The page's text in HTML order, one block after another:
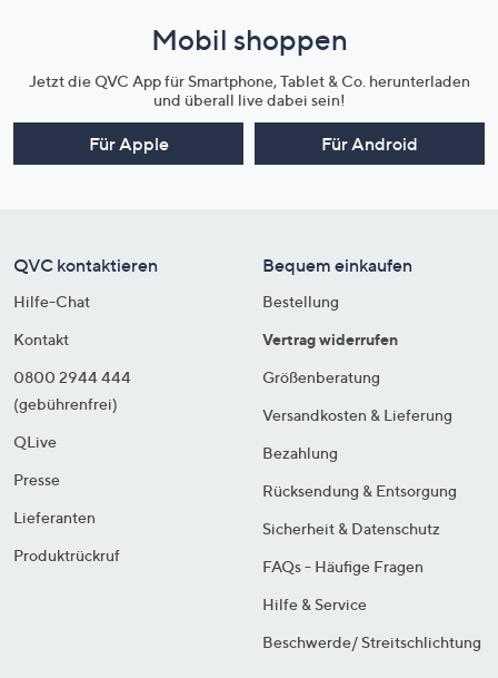
Mobil shoppen
Jetzt die QVC App für Smartphone, Tablet & Co. herunterladen
und überall live dabei sein!
Für Apple Für Android
QVC kontaktieren
Hilfe-Chat
Kontakt
0800 2944 444
(gebührenfrei)
QLive
Presse
Lieferanten
Produktrückruf
Bequem einkaufen
Bestellung
Vertrag widerrufen
Größenberatung
Versandkosten & Lieferung
Bezahlung
Rücksendung & Entsorgung
Sicherheit & Datenschutz
FAQs - Häufige Fragen
Hilfe & Service
Beschwerde/ Streitschlichtung